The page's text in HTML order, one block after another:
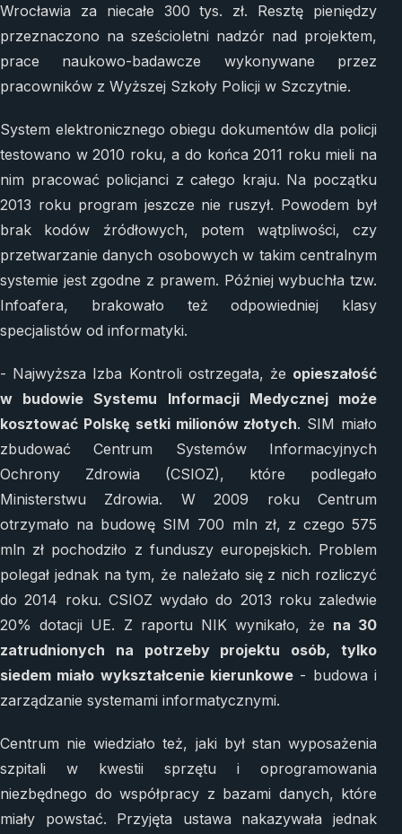
Wrocławia za niecałe 300 tys. zł. Resztę pieniędzy
przeznaczono na sześcioletni nadzór nad projektem,
prace naukowo-badawcze wykonywane przez
pracowników z Wyższej Szkoły Policji w Szczytnie.
System elektronicznego obiegu dokumentów dla policji
testowano w 2010 roku, a do końca 2011 roku mieli na
nim pracować policjanci z całego kraju. Na początku
2013 roku program jeszcze nie ruszył. Powodem był
brak kodów źródłowych, potem wątpliwości, czy
przetwarzanie danych osobowych w takim centralnym
systemie jest zgodne z prawem. Później wybuchła tzw.
Infoafera, brakowało też odpowiedniej klasy
specjalistów od informatyki.
- Najwyższa Izba Kontroli ostrzegała, że opieszałość
w budowie Systemu Informacji Medycznej może
kosztować Polskę setki milionów złotych. SIM miało
zbudować Centrum Systemów Informacyjnych
Ochrony Zdrowia (CSIOZ), które podlegało
Ministerstwu Zdrowia. W 2009 roku Centrum
otrzymało na budowę SIM 700 mln zł, z czego 575
mln zł pochodziło z funduszy europejskich. Problem
polegał jednak na tym, że należało się z nich rozliczyć
do 2014 roku. CSIOZ wydało do 2013 roku zaledwie
20% dotacji UE. Z raportu NIK wynikało, że na 30
zatrudnionych na potrzeby projektu osób, tylko
siedem miało wykształcenie kierunkowe - budowa i
zarządzanie systemami informatycznymi.
Centrum nie wiedziało też, jaki był stan wyposażenia
szpitali w kwestii sprzętu i oprogramowania
niezbędnego do współpracy z bazami danych, które
miały powstać. Przyjęta ustawa nakazywała jednak